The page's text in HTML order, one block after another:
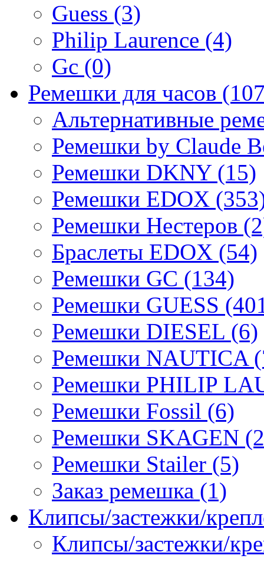
Guess (3)
Philip Laurence (4)
Gc (0)
Ремешки для часов
Альтернативные
Ремешки by Claude
Ремешки DKNY (15)
Ремешки EDOX
Ремешки Нестеров
Браслеты EDOX (54)
Ремешки GC (134)
Ремешки GUESS
Ремешки DIESEL (6)
Ремешки NAUTICA
Ремешки PHILIP
Ремешки Fossil (6)
Ремешки SKAGEN
Ремешки Stailer (5)
Заказ ремешка (1)
Клипсы/застежки/
Клипсы/застежки/